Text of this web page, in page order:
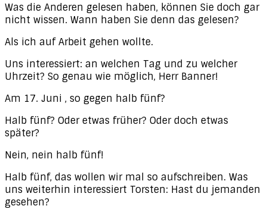
Was die Anderen gelesen haben, können Sie doch gar
nicht wissen. Wann haben Sie denn das gelesen?
Als ich auf Arbeit gehen wollte.
Uns interessiert: an welchen Tag und zu welcher
Uhrzeit? So genau wie möglich, Herr Banner!
Am 17. Juni , so gegen halb fünf?
Halb fünf? Oder etwas früher? Oder doch etwas
später?
Nein, nein halb fünf!
Halb fünf, das wollen wir mal so aufschreiben. Was
uns weiterhin interessiert Torsten: Hast du jemanden
gesehen?